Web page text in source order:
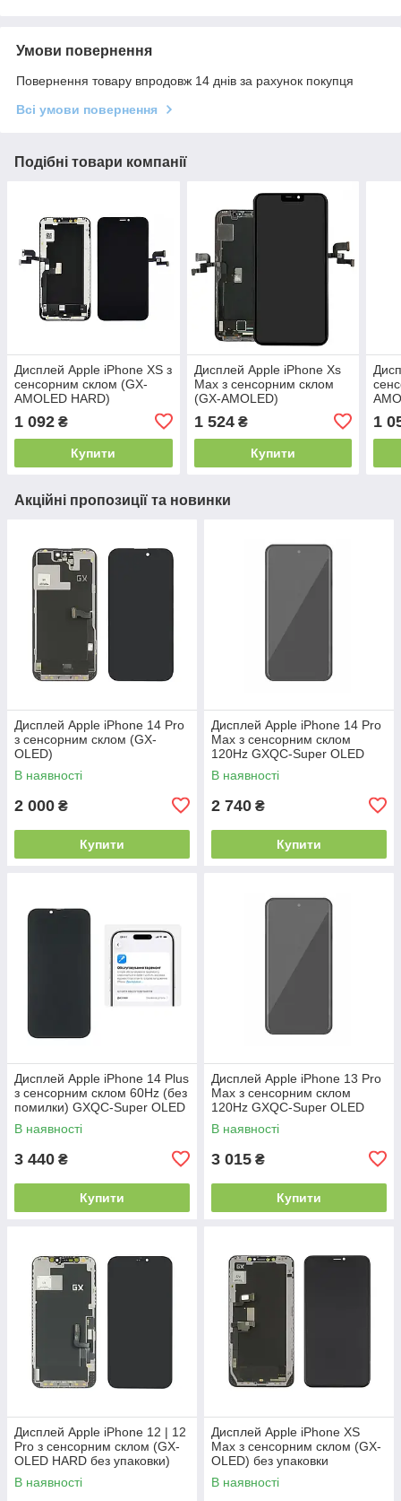
Умови повернення
Повернення товару впродовж 14 днів за рахунок покупця
Всі умови повернення
Подібні товари компанії
Дисплей Apple iPhone XS з
сенсорним склом (GX-
AMOLED HARD)
1 092 ₴
Купити
Дисплей Apple iPhone Xs
Max з сенсорним склом
(GX-AMOLED)
1 524₴
Купити
1
Акційні пропозиції та новинки
Дисплей Apple iPhone 14 Pro
з сенсорним склом (GX-
OLED)
В наявності
2 000 ₴
Купити
Дисплей Apple iPhone 14 Pro
Max з сенсорним склом
120Hz GXQC-Super OLED
SOFT Service Pack
В наявності
2 740 ₴
Купити
Дисплей Apple iPhone 14 Plus
з сенсорним склом 60Hz (без
помилки) GXQC-Super OLED
SOFT Service Pack
В наявності
3 440 ₴
Купити
Дисплей Apple iPhone 13 Pro
Max з сенсорним склом
120Hz GXQC-Super OLED
SOFT Service Pack
В наявності
3 015 ₴
Купити
Дисплей Apple iPhone 12 | 12
Pro з сенсорним склом (GX-
OLED HARD без упаковки)
В наявності
Дисплей Apple iPhone XS
Max з сенсорним склом (GX-
OLED) без упаковки
В наявності